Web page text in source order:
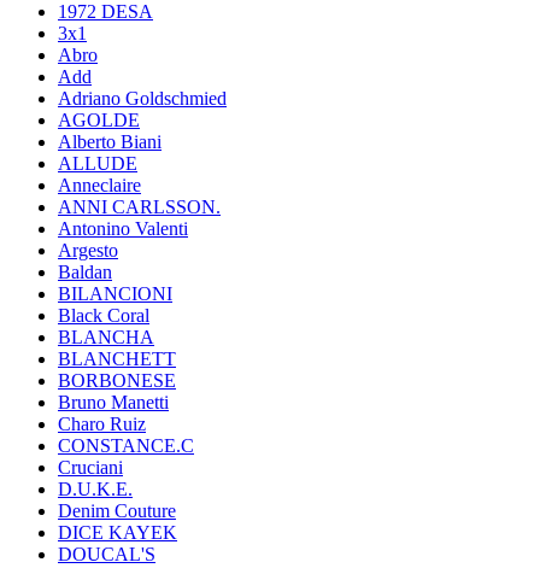
1972 DESA
3x1
Abro
Add
Adriano Goldschmied
AGOLDE
Alberto Biani
ALLUDE
Anneclaire
ANNI CARLSSON.
Antonino Valenti
Argesto
Baldan
BILANCIONI
Black Coral
BLANCHA
BLANCHETT
BORBONESE
Bruno Manetti
Charo Ruiz
CONSTANCE.C
Cruciani
D.U.K.E.
Denim Couture
DICE KAYEK
DOUCAL'S